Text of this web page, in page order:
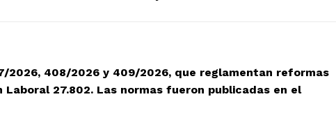
2026, 408/2026 y 409/2026, que reglamentan reformas
27.802. Las normas fueron publicadas en el